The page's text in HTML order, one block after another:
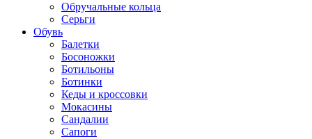
Обручальные кольца
Серьги
Обувь
Балетки
Босоножки
Ботильоны
Ботинки
Кеды и кроссовки
Мокасины
Сандалии
Сапоги